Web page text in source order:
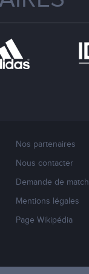
Nos partenaires
Nous contacter
Demande de match
Mentions légales
Page Wikipédia